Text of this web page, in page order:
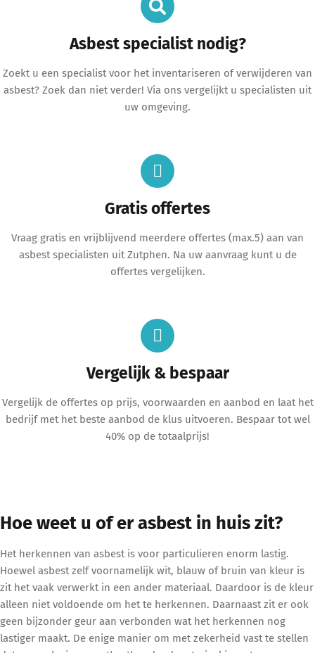
Asbest specialist nodig?
Zoekt u een specialist voor het inventariseren of verwijderen van
asbest? Zoek dan niet verder! Via ons vergelijkt u specialisten uit
uw omgeving.
Gratis offertes
Vraag gratis en vrijblijvend meerdere offertes (max.5) aan van
asbest specialisten uit Zutphen. Na uw aanvraag kunt u de
offertes vergelijken.
Vergelijk & bespaar
Vergelijk de offertes op prijs, voorwaarden en aanbod en laat het
bedrijf met het beste aanbod de klus uitvoeren. Bespaar tot wel
40% op de totaalprijs!
Hoe weet u of er asbest in huis zit?
Het herkennen van asbest is voor particulieren enorm lastig.
Hoewel asbest zelf voornamelijk wit, blauw of bruin van kleur is
zit het vaak verwerkt in een ander materiaal. Daardoor is de kleur
alleen niet voldoende om het te herkennen. Daarnaast zit er ook
geen bijzonder geur aan verbonden wat het herkennen nog
lastiger maakt. De enige manier om met zekerheid vast te stellen